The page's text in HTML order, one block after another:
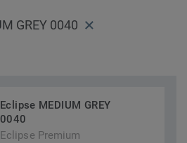
GREY 0040
Eclipse MEDIUM GREY
0040
Eclipse Premium